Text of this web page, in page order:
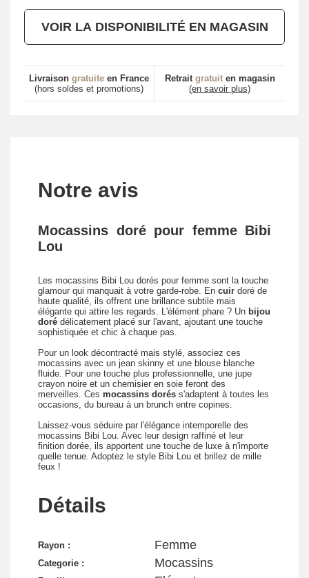
VOIR LA DISPONIBILITÉ EN MAGASIN
Livraison gratuite en France
(hors soldes et promotions)
Retrait gratuiten magasin
(en savoir plus)
Notre avis
Mocassins doré pour femme Bibi
Lou
Les mocassins Bibi Lou dorés pour femme sont la touche
glamour qui manquait à votre garde-robe. En cuir doré de
haute qualité, ils offrent une brillance subtile mais
élégante qui attire les regards. L'élément phare ? Un bijou
doré délicatement placé sur l'avant, ajoutant une touche
sophistiquée et chic à chaque pas.
Pour un look décontracté mais stylé, associez ces
mocassins avec un jean skinny et une blouse blanche
fluide. Pour une touche plus professionnelle, une jupe
crayon noire et un chemisier en soie feront des
merveilles. Ces mocassins dorés s'adaptent à toutes les
occasions, du bureau à un brunch entre copines.
Laissez-vous séduire par l'élégance intemporelle des
mocassins Bibi Lou. Avec leur design raffiné et leur
finition dorée, ils apportent une touche de luxe à n'importe
quelle tenue. Adoptez le style Bibi Lou et brillez de mille
feux !
Détails
Rayon : Femme
Categorie : Mocassins